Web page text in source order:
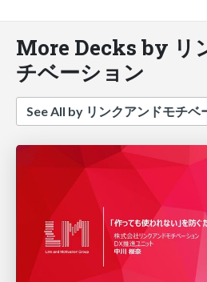
More Decks by リ
チベーション
See All by リンクアンドモチベ